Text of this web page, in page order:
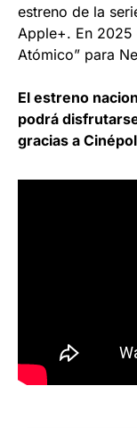
estreno de la
Apple+. En 2025
Atómico” para
El estreno
podrá
gracias a